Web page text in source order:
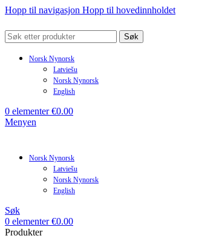
Hopp til navigasjon Hopp til hovedinnholdet
Søk
Norsk Nynorsk
Latviešu
Norsk Nynorsk
English
0 elementer €0.00
Menyen
Norsk Nynorsk
Latviešu
Norsk Nynorsk
English
Søk
0 elementer €0.00
Produkter